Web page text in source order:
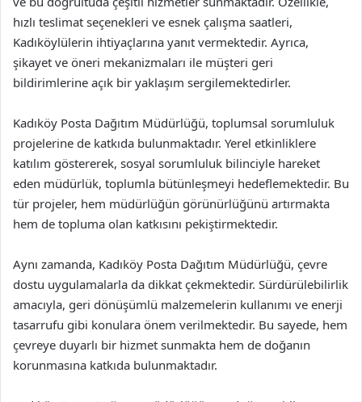
hızlı teslimat seçenekleri ve esnek çalışma saatleri,
Kadıköylülerin ihtiyaçlarına yanıt vermektedir. Ayrıca,
şikayet ve öneri mekanizmaları ile müşteri geri
bildirimlerine açık bir yaklaşım sergilemektedirler.
Kadıköy Posta Dağıtım Müdürlüğü, toplumsal sorumluluk
projelerine de katkıda bulunmaktadır. Yerel etkinliklere
katılım göstererek, sosyal sorumluluk bilinciyle hareket
eden müdürlük, toplumla bütünleşmeyi hedeflemektedir. Bu
tür projeler, hem müdürlüğün görünürlüğünü artırmakta
hem de topluma olan katkısını pekiştirmektedir.
Aynı zamanda, Kadıköy Posta Dağıtım Müdürlüğü, çevre
dostu uygulamalarla da dikkat çekmektedir. Sürdürülebilirlik
amacıyla, geri dönüşümlü malzemelerin kullanımı ve enerji
tasarrufu gibi konulara önem verilmektedir. Bu sayede, hem
çevreye duyarlı bir hizmet sunmakta hem de doğanın
korunmasına katkıda bulunmaktadır.